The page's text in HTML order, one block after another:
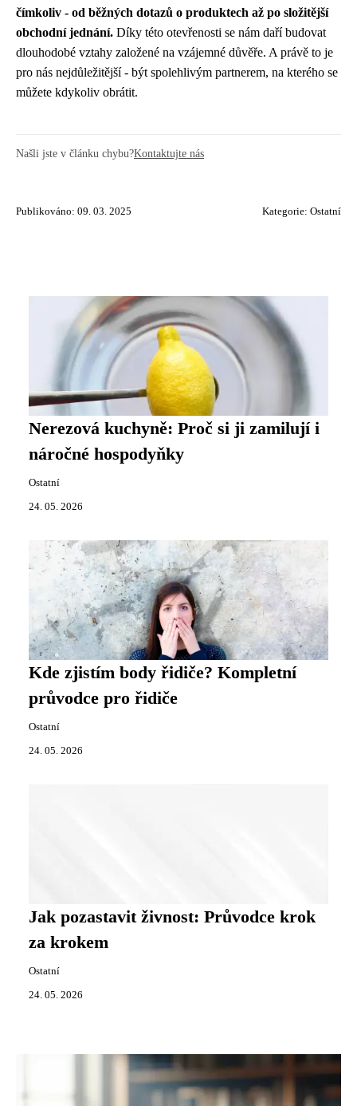
čímkoliv - od běžných dotazů o produktech až po složitější
obchodní jednání. Díky této otevřenosti se nám daří budovat
dlouhodobé vztahy založené na vzájemné důvěře. A právě to je
pro nás nejdůležitější - být spolehlivým partnerem, na kterého se
můžete kdykoliv obrátit.
Našli jste v článku chybu?Kontaktujte nás
Publikováno: 09. 03. 2025 Kategorie: Ostatní
Nerezová kuchyně: Proč si ji zamilují i
náročné hospodyňky
Ostatní
24. 05. 2026
Kde zjistím body řidiče? Kompletní
průvodce pro řidiče
Ostatní
24. 05. 2026
Jak pozastavit živnost: Průvodce krok
za krokem
Ostatní
24. 05. 2026